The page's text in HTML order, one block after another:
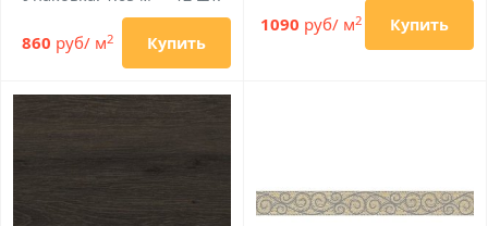
860 руб/ м2 Купить
1090 руб/ м2 Купить